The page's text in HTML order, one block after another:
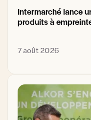
Intermarché lance
produits à
7 août 2026